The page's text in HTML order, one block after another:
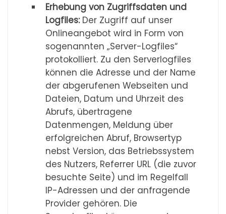
Erhebung von Zugriffsdaten und
Logfiles: Der Zugriff auf unser
Onlineangebot wird in Form von
sogenannten „Server-Logfiles“
protokolliert. Zu den Serverlogfiles
können die Adresse und der Name
der abgerufenen Webseiten und
Dateien, Datum und Uhrzeit des
Abrufs, übertragene
Datenmengen, Meldung über
erfolgreichen Abruf, Browsertyp
nebst Version, das Betriebssystem
des Nutzers, Referrer URL (die zuvor
besuchte Seite) und im Regelfall
IP-Adressen und der anfragende
Provider gehören. Die